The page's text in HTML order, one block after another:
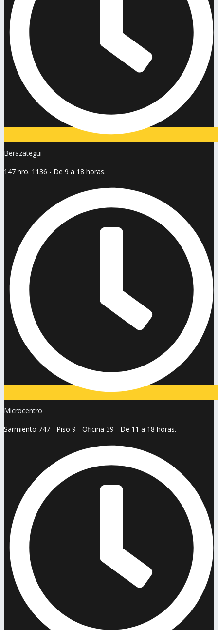
Berazategui
147 nro. 1136 - De 9 a 18 horas.
Microcentro
Sarmiento 747 - Piso 9 - Oficina 39 - De 11 a 18 horas.